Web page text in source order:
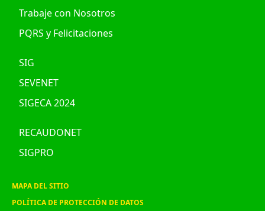
Trabaje con Nosotros
PQRS y Felicitaciones
SIG
SEVENET
SIGECA 2024
RECAUDONET
SIGPRO
MAPA DEL SITIO
POLÍTICA DE PROTECCIÓN DE DATOS